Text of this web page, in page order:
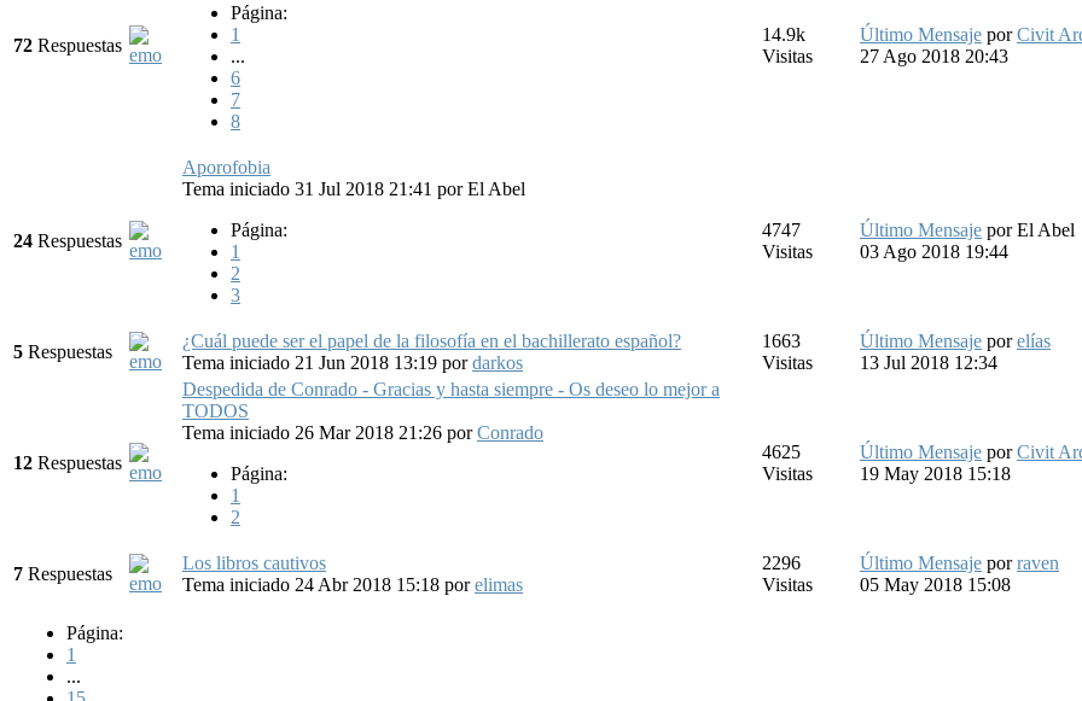
72 Respuestas
Página:
1
...
6
7
8
14.9k
Visitas
Último Mensaje porCivit
27 Ago 2018 20:43
24 Respuestas
Aporofobia
Tema iniciado 31 Jul 2018 21:41 porEl Abel
Página:
1
2
3
4747
Visitas
Último Mensaje porEl Abel
03 Ago 2018 19:44
5 Respuestas
¿Cuál puede ser el papel de la filosofía en el bachillerato español?
Tema iniciado 21 Jun 2018 13:19 pordarkos
1663
Visitas
Último Mensaje porelías
13 Jul 2018 12:34
12 Respuestas
Despedida de Conrado - Gracias y hasta siempre - Os deseo lo mejor a
TODOS
Tema iniciado 26 Mar 2018 21:26 porConrado
Página:
1
2
4625
Visitas
Último Mensaje porCivit
19 May 2018 15:18
7 Respuestas
Los libros cautivos
Tema iniciado 24 Abr 2018 15:18 porelimas
2296
Visitas
Último Mensaje porraven
05 May 2018 15:08
Página:
1
...